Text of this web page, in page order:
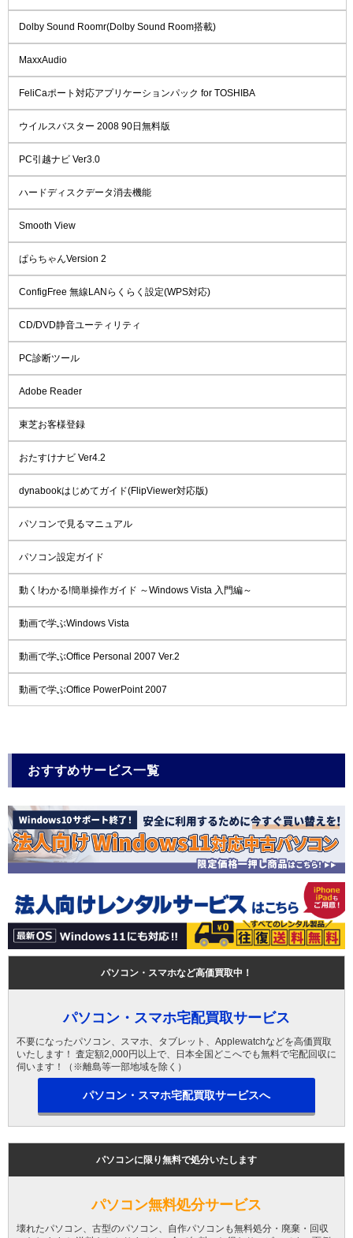
Dolby Sound Roomr(Dolby Sound Room搭載)
MaxxAudio
FeliCaポート対応アプリケーションパック for TOSHIBA
ウイルスバスター 2008 90日無料版
PC引越ナビ Ver3.0
ハードディスクデータ消去機能
Smooth View
ぱらちゃんVersion 2
ConfigFree 無線LANらくらく設定(WPS対応)
CD/DVD静音ユーティリティ
PC診断ツール
Adobe Reader
東芝お客様登録
おたすけナビ Ver4.2
dynabookはじめてガイド(FlipViewer対応版)
パソコンで見るマニュアル
パソコン設定ガイド
動く!わかる!簡単操作ガイド ～Windows Vista 入門編～
動画で学ぶWindows Vista
動画で学ぶOffice Personal 2007 Ver.2
動画で学ぶOffice PowerPoint 2007
おすすめサービス一覧
パソコン・スマホなど高価買取中！
パソコン・スマホ宅配買取サービス
不要になったパソコン、スマホ、タブレット、Applewatchなどを高価買取
いたします！ 査定額2,000円以上で、日本全国どこへでも無料で宅配回収に
伺います！（※離島等一部地域を除く）
パソコン・スマホ宅配買取サービスへ
パソコンに限り無料で処分いたします
パソコン無料処分サービス
壊れたパソコン、古型のパソコン、自作パソコンも無料処分・廃棄・回収